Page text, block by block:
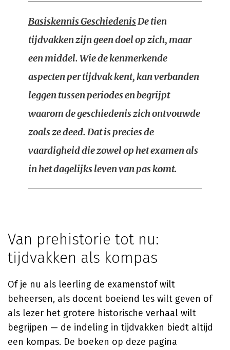
Basiskennis GeschiedenisDe tien
tijdvakken zijn geen doel op zich, maar
een middel. Wie de kenmerkende
aspecten per tijdvak kent, kan verbanden
leggen tussen periodes en begrijpt
waarom de geschiedenis zich ontvouwde
zoals ze deed. Dat is precies de
vaardigheid die zowel op het examen als
in het dagelijks leven van pas komt.
Van prehistorie tot nu:
tijdvakken als kompas
Of je nu als leerling de examenstof wilt
beheersen, als docent boeiend les wilt geven of
als lezer het grotere historische verhaal wilt
begrijpen — de indeling in tijdvakken biedt altijd
een kompas. De boeken op deze pagina